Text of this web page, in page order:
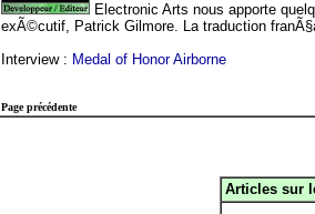
Electronic Arts nous apporte
exÃ©cutif, Patrick Gilmore. La traduction
Interview : Medal of Honor Airborne
Page précédente
Articles sur